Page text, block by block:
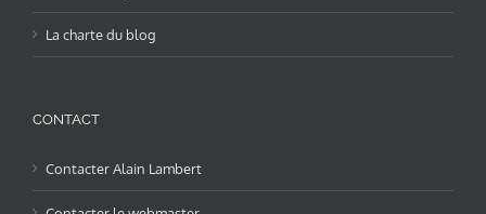
La charte du blog
CONTACT
Contacter Alain Lambert